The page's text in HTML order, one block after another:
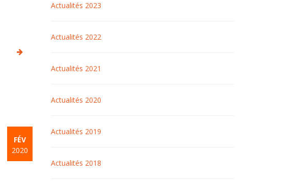
FÉV
2020
Actualités 2023
Actualités 2022
Actualités 2021
Actualités 2020
Actualités 2019
Actualités 2018